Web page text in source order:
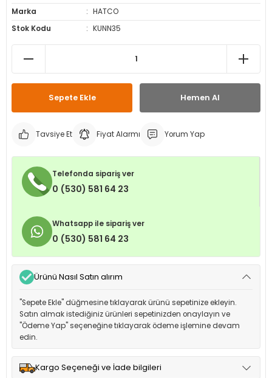
İç Lastikleri
Marka
HATCO
Stok Kodu
KUNN35
Sepete Ekle Hemen Al
Tavsiye Et Fiyat Alarmı Yorum Yap
Telefonda sipariş ver
0 (530) 581 64 23
Whatsapp ile sipariş ver
0 (530) 581 64 23
Ürünü Nasıl Satın alırım
"Sepete Ekle" düğmesine tıklayarak ürünü sepetinize ekleyin.
Satın almak istediğiniz ürünleri sepetinizden onaylayın ve
"Ödeme Yap" seçeneğine tıklayarak ödeme işlemine devam
edin.
Kargo Seçeneği ve İade bilgileri